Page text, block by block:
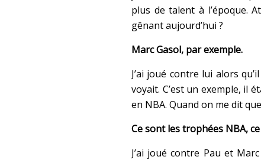
plus de talent à l’époque.
gênant aujourd’hui ?
Marc Gasol, par exemple.
J’ai joué contre lui alors
voyait. C’est un exemple, il
en NBA. Quand on me dit
Ce sont les trophées NBA,
J’ai joué contre Pau et